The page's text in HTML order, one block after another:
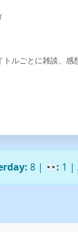
トルごとに雑談、
8 | : 1 |